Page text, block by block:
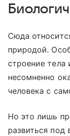
Сюда
природой.
строение тела
несомненно
человека с
Но это лишь
развиться под